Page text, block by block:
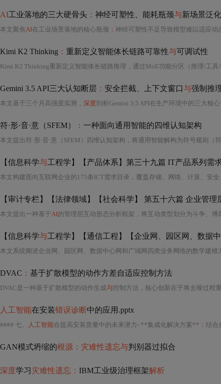
AI工业落地的三大硬骨头 ： 神经可塑性、能耗瓶颈与新场景泛化
本文聚焦AI在工业场景落地的核心瓶颈 ： 神经可塑性不足导致模型难以适应动态数据流、能耗瓶颈制
Kimi K2 Thinking ： 重新定义智能体长链路可靠性与可调试性
Gemini 3.5 API三大认知断层 ： 安全拦截、上下文窗口与强制推
本文基于三个月高强度实测， 深度剖析Gemini 3.5 API在生产环境中的三大核
符·形·音·意（SFEM） ： 一种面向通用智能的四维认知架构
【信息科学与工程学】【产品体系】第三十九篇 IT产品系列需
本文构建面向互联网企业的175条ICT需求目录，覆盖存储、网络、计算、安
【审计专栏】【法律领域】【社会科学】 第五十六篇 企业管
本文提出一种基于AI的管理层互动形态分析框架，将互动类型划分为斗争、
【信息科学与工程学】【通信工程】【企业网、园区网、数据中心、广域
DVAC ： 基于扩散模型的动作方差自适应控制方法
DVAC是一种基于扩散模型的动作生成与控制方法，核心创新在于将去噪过程重构为带方差估计的动作
人工智能在安装错误诊断中的应用.pptx
#### 七、 人工智能在提高安装质量中的未来潜力- **集成化解决方案** ： 结合
GAN模式坍缩的根源：灾难性遗忘与判别器过拟合
深度学习灾难性遗忘： IBM工业级治理框架解析